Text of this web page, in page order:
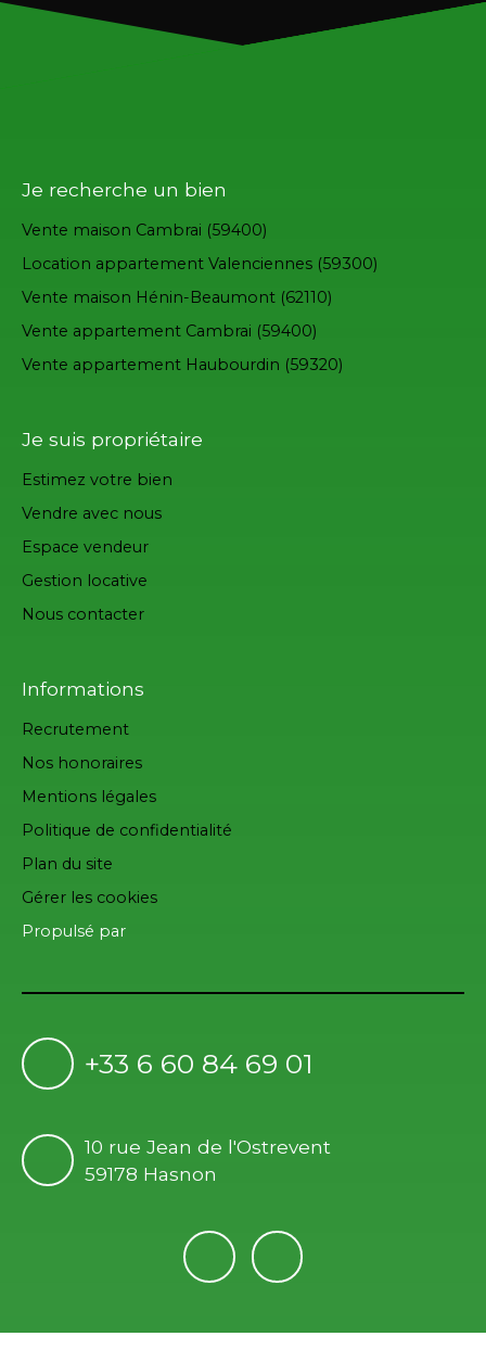
Je recherche un bien
Vente maison Cambrai (59400)
Location appartement Valenciennes (59300)
Vente maison Hénin-Beaumont (62110)
Vente appartement Cambrai (59400)
Vente appartement Haubourdin (59320)
Je suis propriétaire
Estimez votre bien
Vendre avec nous
Espace vendeur
Gestion locative
Nous contacter
Informations
Recrutement
Nos honoraires
Mentions légales
Politique de confidentialité
Plan du site
Gérer les cookies
Propulsé par
+33 6 60 84 69 01
10 rue Jean de l'Ostrevent
59178 Hasnon